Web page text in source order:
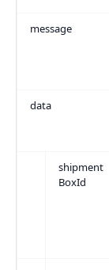
message
data
shipment
BoxId